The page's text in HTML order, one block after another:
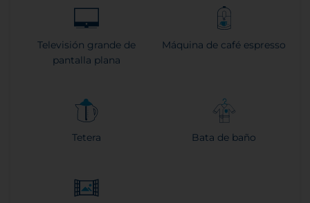
Televisión grande de
pantalla plana
Máquina de café espresso
Tetera Bata de baño